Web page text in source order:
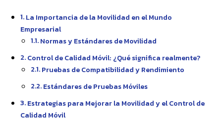
La Importancia de la Movilidad en el Mundo
Empresarial
Normas y Estándares de Movilidad
Control de Calidad Móvil: ¿Qué significa realmente?
Pruebas de Compatibilidad y Rendimiento
Estándares de Pruebas Móviles
Estrategias para Mejorar la Movilidad y el Control de
Calidad Móvil